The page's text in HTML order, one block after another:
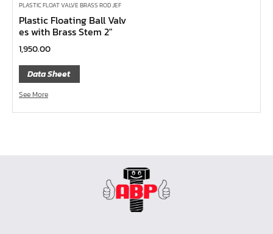
หัวขัน
ข้อต่อฟรี
ข้ออ่อน
ข้อต่อ หักมุม
ข้อต่อ
ด้ามฟรี หัวกลม คอพับ ด้ามยาง 1/4", 3/8", 1/2"
ด้ามฟรี หัวกลม คอพับ ด้ามเรียบ 1/4", 3/8", 1/2"
PLASTIC FLOAT VALVE BRASS ROD JEF
Plastic Floating Ball Valv
es with Brass Stem 2″
1,950.00
Data Sheet
See More